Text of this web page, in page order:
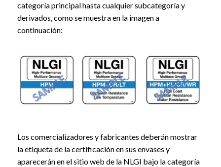
categoría principal hasta cualquier subcategoría y
derivados, como se muestra en la imagen a
continuación:
Los comercializadores y fabricantes deberán mostrar
la etiqueta de la certificación en sus envases y
aparecerán en el sitio web de la NLGI bajo la categoría